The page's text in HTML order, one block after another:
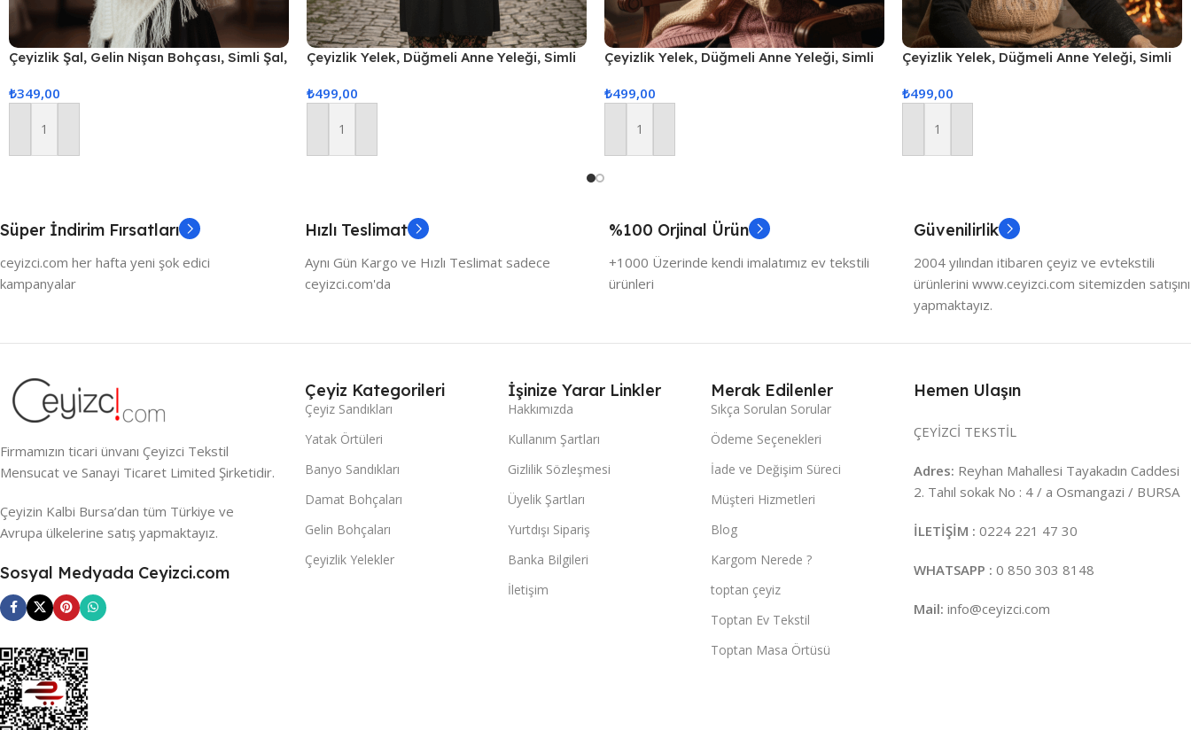
Çeyizlik Şal, Gelin Nişan Bohçası, Simli Şal,
₺349,00
Sepete Ekle
Çeyizlik Yelek, Düğmeli Anne Yeleği, Simli
Yelek – Krem
₺499,00
Sepete Ekle
Çeyizlik Yelek, Düğmeli Anne Yeleği, Simli
Yelek – Pudra
₺499,00
Sepete Ekle
Çeyizlik Yelek, Düğmeli Anne Yeleği, Simli
Yelek Kapuçino
₺499,00
Sepete Ekle
Süper İndirim Fırsatları
ceyizci.com her hafta yeni şok edici
kampanyalar
Hızlı Teslimat
Aynı Gün Kargo ve Hızlı Teslimat sadece
ceyizci.com'da
%100 Orjinal Ürün
+1000 Üzerinde kendi imalatımız ev tekstili
ürünleri
Güvenilirlik
2004 yılından itibaren çeyiz ve evtekstili
ürünlerini www.ceyizci.com sitemizden satışını
yapmaktayız.
Firmamızın ticari ünvanı Çeyizci Tekstil
Mensucat ve Sanayi Ticaret Limited Şirketidir.
Çeyizin Kalbi Bursa’dan tüm Türkiye ve
Avrupa ülkelerine satış yapmaktayız.
Sosyal Medyada Ceyizci.com
Çeyiz Kategorileri
Çeyiz Sandıkları
Yatak Örtüleri
Banyo Sandıkları
Damat Bohçaları
Gelin Bohçaları
Çeyizlik Yelekler
İşinize Yarar Linkler
Hakkımızda
Kullanım Şartları
Gizlilik Sözleşmesi
Üyelik Şartları
Yurtdışı Sipariş
Banka Bilgileri
İletişim
Merak Edilenler
Sıkça Sorulan Sorular
Ödeme Seçenekleri
İade ve Değişim Süreci
Müşteri Hizmetleri
Blog
Kargom Nerede ?
toptan çeyiz
Toptan Ev Tekstil
Toptan Masa Örtüsü
Hemen Ulaşın
ÇEYİZCİ TEKSTİL
Adres: Reyhan Mahallesi Tayakadın Caddesi
2. Tahıl sokak No : 4 / a Osmangazi / BURSA
İLETİŞİM : 0224 221 47 30
WHATSAPP : 0 850 303 8148
Mail: info@ceyizci.com